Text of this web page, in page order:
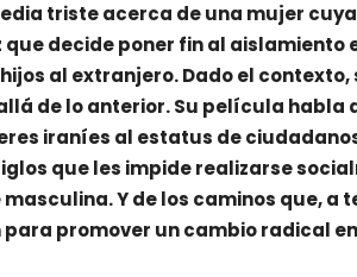
triste acerca de una mujer
decide poner fin al aislamiento
al extranjero. Dado el
de lo anterior. Su película habla
iraníes al estatus de
que les impide realizarse
Y de los caminos que, a
promover un cambio radical